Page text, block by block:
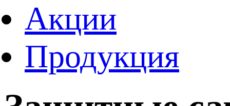
Акции
Продукция